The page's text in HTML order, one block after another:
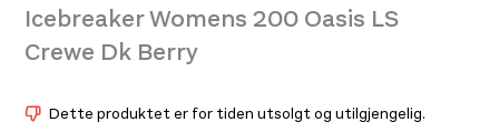
Icebreaker Womens 200 Oasis LS
Crewe Dk Berry
Dette produktet er for tiden utsolgt og utilgjengelig.